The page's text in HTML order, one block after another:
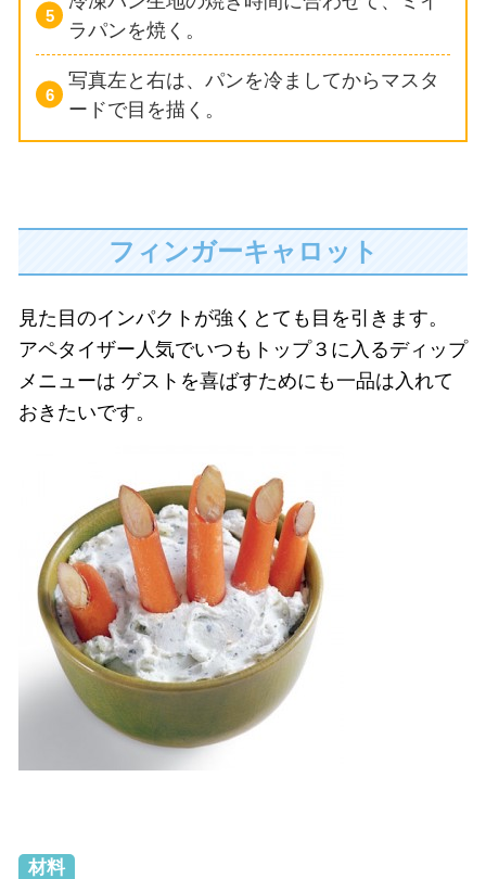
ラパンを焼く。
写真左と右は、パンを冷ましてからマスタ
ードで目を描く。
フィンガーキャロット
見た目のインパクトが強くとても目を引きます。
アペタイザー人気でいつもトップ３に入るディップ
メニューは ゲストを喜ばすためにも一品は入れて
おきたいです。
材料